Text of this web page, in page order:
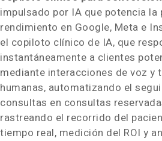
impulsado por IA que potencia la
rendimiento en Google, Meta e
el copiloto clínico de IA, que
instantáneamente a clientes
mediante interacciones de voz y
humanas, automatizando el
consultas en consultas
rastreando el recorrido del
tiempo real, medición del ROI y